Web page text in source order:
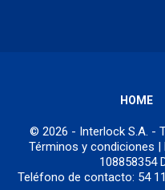
HOME
© 2026 - Interlock S.A. -
Términos y condiciones
108858354
Teléfono de contacto: 54